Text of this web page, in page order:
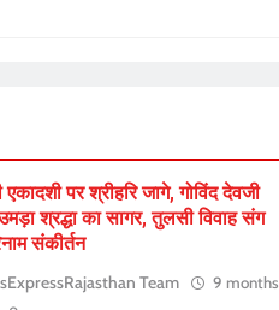
पर श्रीहरि जागे, गोविंद देवजी
श्रद्धा का सागर, तुलसी विवाह संग
संकीर्तन
Team
9 months